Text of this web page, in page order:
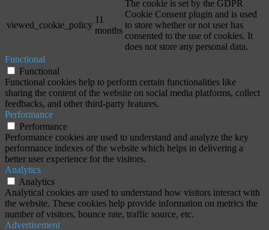
viewed_cookie_policy
11
months
The cookie is set by the GDPR
Cookie Consent plugin and is used
to store whether or not user has
consented to the use of cookies. It
does not store any personal data.
Functional
Functional
Functional cookies help to perform certain functionalities like
sharing the content of the website on social media platforms, collect
feedbacks, and other third-party features.
Performance
Performance
Performance cookies are used to understand and analyze the key
performance indexes of the website which helps in delivering a
better user experience for the visitors.
Analytics
Analytics
Analytical cookies are used to understand how visitors interact with
the website. These cookies help provide information on metrics the
number of visitors, bounce rate, traffic source, etc.
Advertisement